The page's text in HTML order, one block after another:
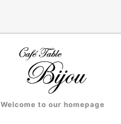
Welcome to our homepage